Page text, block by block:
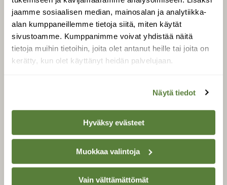
jaamme sosiaalisen median, mainosalan ja analytiikka-
alan kumppaneillemme tietoja siitä, miten käytät
sivustoamme. Kumppanimme voivat yhdistää näitä
tietoja muihin tietoihin, joita olet antanut heille tai joita on
kerätty, kun olet käyttänyt heidän palvelujaan.
Näytä tiedot
Hyväksy evästeet
Muokkaa valintoja
Vain välttämättömät
SUOMEN LUONNON­
SUOJELU­LIITTO
Suomen Luonto -lehden
luonnonsuojelu­liitto.